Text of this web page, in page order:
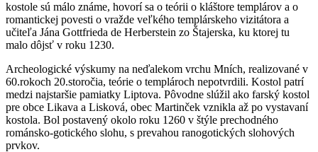
kostole sú málo známe, hovorí sa o teórii o kláštore templárov a o
romantickej povesti o vražde veľkého templárskeho vizitátora a
učiteľa Jána Gottfrieda de Herberstein zo Štajerska, ku ktorej tu
malo dôjsť v roku 1230.
Archeologické výskumy na neďalekom vrchu Mních, realizované v
60.rokoch 20.storočia, teórie o templároch nepotvrdili. Kostol patrí
medzi najstaršie pamiatky Liptova. Pôvodne slúžil ako farský kostol
pre obce Likava a Lisková, obec Martinček vznikla až po vystavaní
kostola. Bol postavený okolo roku 1260 v štýle prechodného
románsko-gotického slohu, s prevahou ranogotických slohových
prvkov.